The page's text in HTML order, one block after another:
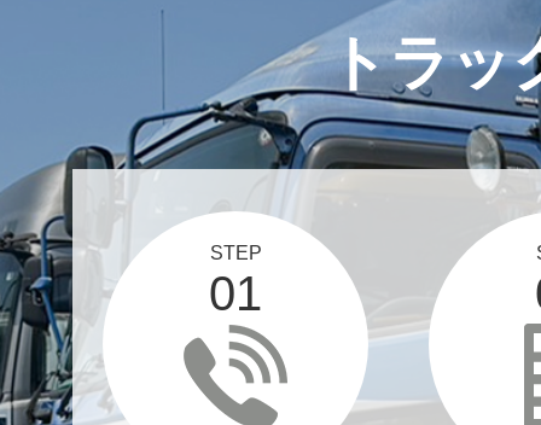
トラッ
STEP
01